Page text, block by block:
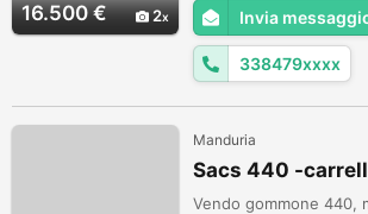
16.500 € 2 Invia
338479xxxx
Manduria
Sacs 440 -
Vendo gommone 440,